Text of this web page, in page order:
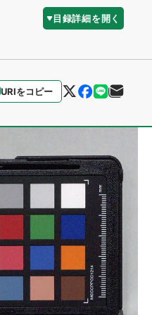
目録詳細を開く
URIをコピー